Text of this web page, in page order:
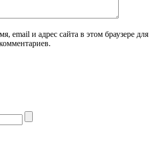
email и адрес сайта в этом браузере для